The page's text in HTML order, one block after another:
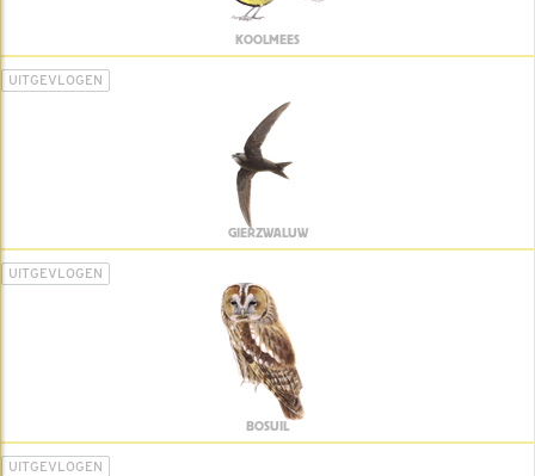
KOOLMEES
UITGEVLOGEN
GIERZWALUW
UITGEVLOGEN
BOSUIL
UITGEVLOGEN